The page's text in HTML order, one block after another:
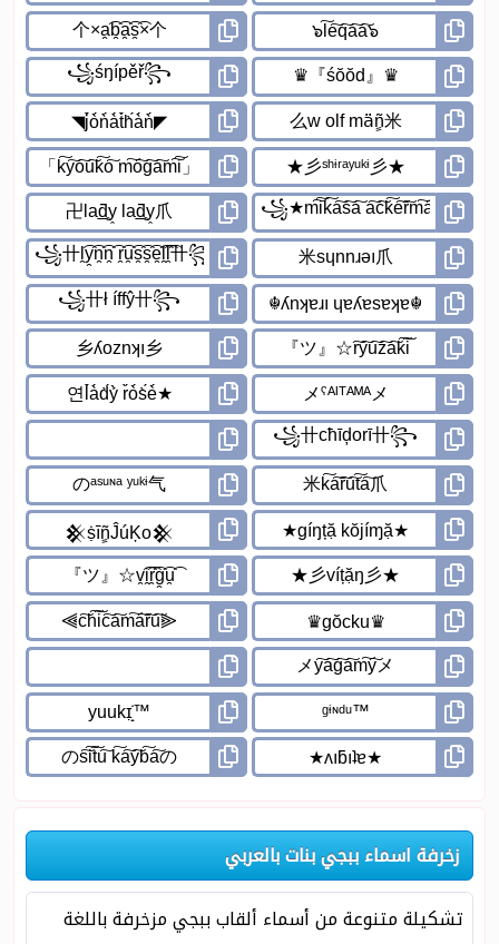
زخرفة اسماء ببجي بنات بالعربي
تشكيلة متنوعة من أسماء ألقاب ببجي مزخرفة باللغة